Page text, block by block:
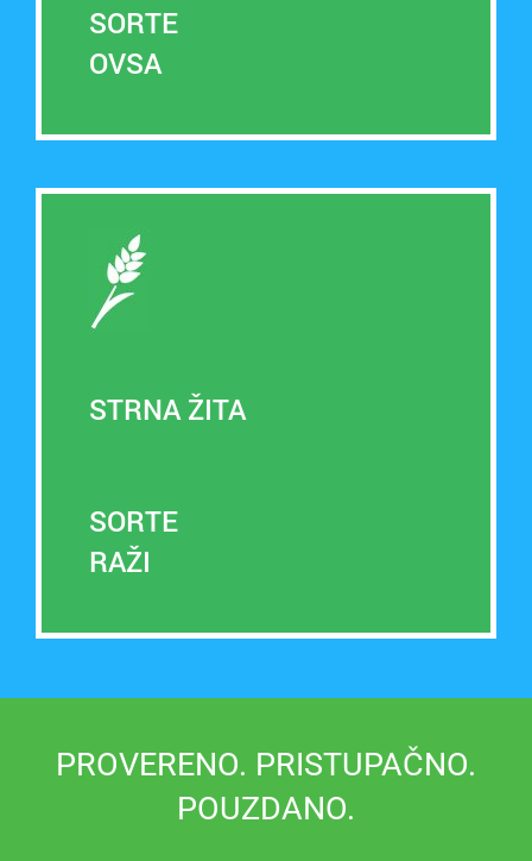
SORTE
OVSA
STRNA ŽITA
SORTE
RAŽI
PROVERENO. PRISTUPAČNO.
POUZDANO.